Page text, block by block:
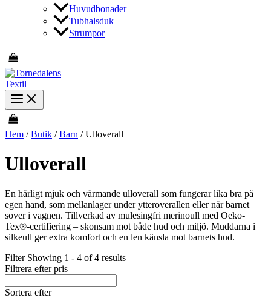
Huvudbonader
Tubhalsduk
Strumpor
Hem /Butik /Barn / Ulloverall
Ulloverall
En härligt mjuk och värmande ulloverall som fungerar lika bra på
egen hand, som mellanlager under ytteroverallen eller när barnet
sover i vagnen. Tillverkad av mulesingfri merinoull med Oeko-
Tex®-certifiering – skonsam mot både hud och miljö. Muddarna i
silkeull ger extra komfort och en len känsla mot barnets hud.
Filter Showing 1 - 4 of 4 results
Filtrera efter pris
Sortera efter